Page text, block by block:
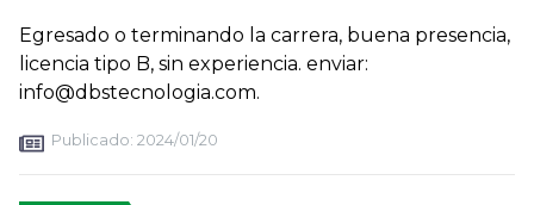
Egresado o terminando la carrera, buena presencia,
licencia tipo B, sin experiencia. enviar:
info@dbstecnologia.com.
Publicado: 2024/01/20